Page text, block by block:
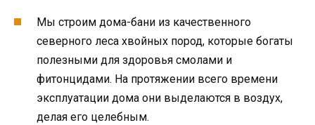
Мы строим дома-бани из качественного
северного леса хвойных пород, которые богаты
полезными для здоровья смолами и
фитонцидами. На протяжении всего времени
эксплуатации дома они выделаются в воздух,
делая его целебным.